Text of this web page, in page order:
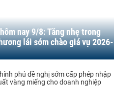
nay 9/8: Tăng nhẹ trong
lái sớm chào giá vụ 2026-
phủ đề nghị sớm cấp phép nhập
vàng miếng cho doanh nghiệp